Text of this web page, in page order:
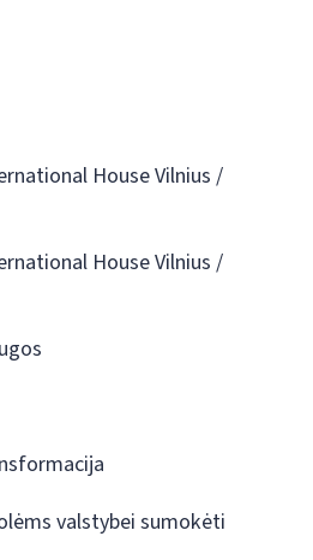
House Vilnius /
House Vilnius /
valstybei sumokėti